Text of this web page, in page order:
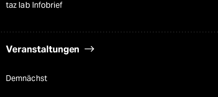
taz lab Infobrief
Veranstaltungen
Demnächst